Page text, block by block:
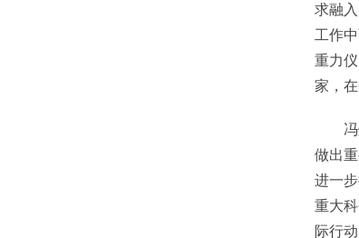
求融
工作
重力
家，
冯灿
做出
进一
重大
际行